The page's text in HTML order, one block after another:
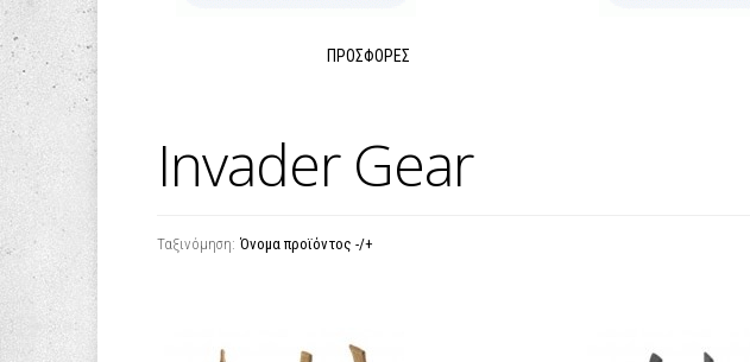
ΠΡΟΣΦΟΡΈΣ
Invader Gear
Ταξινόμηση: Όνομα προϊόντος -/+